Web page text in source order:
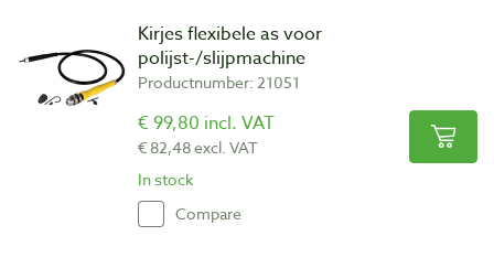
Kirjes flexibele as voor
polijst-/slijpmachine
Productnumber: 21051
€ 99,80 incl. VAT
€ 82,48 excl. VAT
In stock
Compare